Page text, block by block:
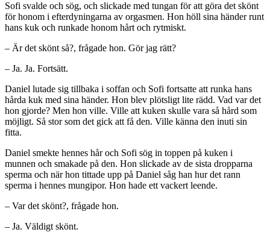
Sofi svalde och sög, och slickade med tungan för att göra det skönt
för honom i efterdyningarna av orgasmen. Hon höll sina händer runt
hans kuk och runkade honom hårt och rytmiskt.
– Är det skönt så?, frågade hon. Gör jag rätt?
– Ja. Ja. Fortsätt.
Daniel lutade sig tillbaka i soffan och Sofi fortsatte att runka hans
hårda kuk med sina händer. Hon blev plötsligt lite rädd. Vad var det
hon gjorde? Men hon ville. Ville att kuken skulle vara så hård som
möjligt. Så stor som det gick att få den. Ville känna den inuti sin
fitta.
Daniel smekte hennes hår och Sofi sög in toppen på kuken i
munnen och smakade på den. Hon slickade av de sista dropparna
sperma och när hon tittade upp på Daniel såg han hur det rann
sperma i hennes mungipor. Hon hade ett vackert leende.
– Var det skönt?, frågade hon.
– Ja. Väldigt skönt.